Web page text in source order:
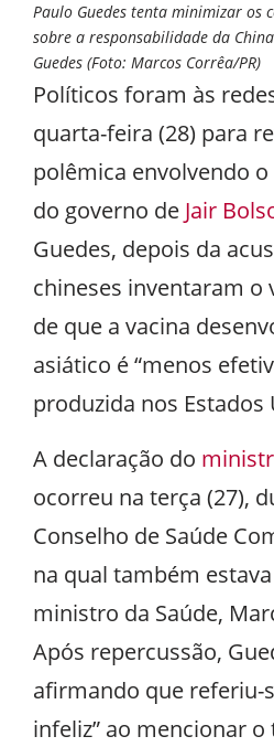
Paulo Guedes tenta minimizar os
sobre a responsabilidade da
Guedes (Foto: Marcos Corrêa/PR)
Políticos foram às
quarta-feira (28) para
polêmica envolvendo
do governo de Jair
Guedes, depois da
chineses inventaram o
de que a vacina
asiático é “menos
produzida nos Estados
A declaração do
ocorreu na terça (27),
Conselho de Saúde
na qual também
ministro da Saúde,
Após repercussão,
afirmando que referiu-
infeliz” ao mencionar o